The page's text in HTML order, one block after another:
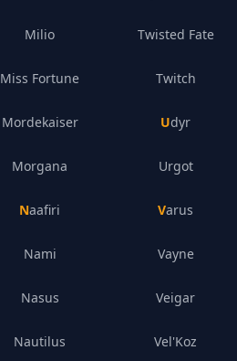
Milio
Miss Fortune
Mordekaiser
Morgana
Naafiri
Nami
Nasus
Nautilus
Twisted Fate
Twitch
Udyr
Urgot
Varus
Vayne
Veigar
Vel'Koz